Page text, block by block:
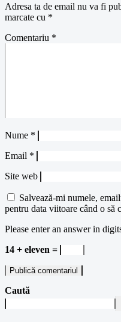
Adresa ta de email nu va fi
marcate cu *
Comentariu *
Nume *
Email *
Site web
Salvează-mi numele,
pentru data viitoare când o să
Please enter an answer in
14 + eleven =
Caută